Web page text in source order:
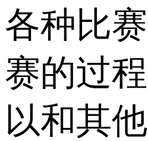
各种比
赛的过
以和其